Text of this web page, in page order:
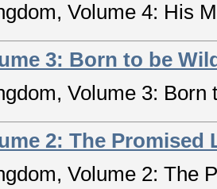
Volume 4: His
3: Born to be
Volume 3:
2: The Promised
Volume 2: The